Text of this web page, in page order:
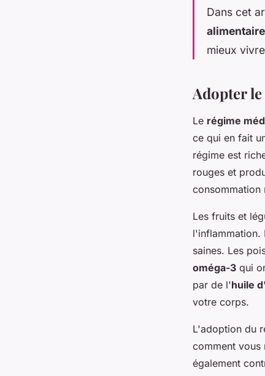
Dans cet
alimentaire
mieux
Adopter
Le régime
ce qui en fait
régime est
rouges et
consommation
Les fruits et
l'inflammation.
saines. Les
oméga-3 qui
par de l'huile
votre corps.
L'adoption du
comment vous
également